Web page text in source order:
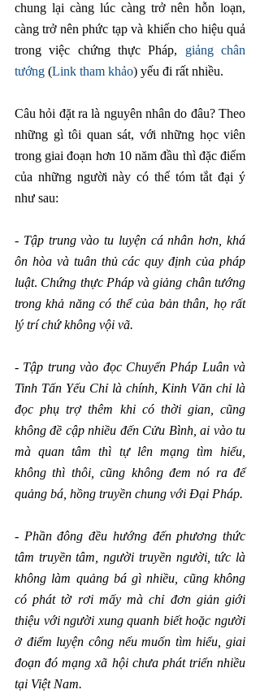
chung lại càng lúc càng trở nên hỗn loạn,
càng trở nên phức tạp và khiến cho hiệu quả
trong việc chứng thực Pháp, giảng chân
tướng (Link tham khảo) yếu đi rất nhiều.
Câu hỏi đặt ra là nguyên nhân do đâu? Theo
những gì tôi quan sát, với những học viên
trong giai đoạn hơn 10 năm đầu thì đặc điểm
của những người này có thể tóm tắt đại ý
như sau:
- Tập trung vào tu luyện cá nhân hơn, khá
ôn hòa và tuân thủ các quy định của pháp
luật. Chứng thực Pháp và giảng chân tướng
trong khả năng có thể của bản thân, họ rất
lý trí chứ không vội vã.
- Tập trung vào đọc Chuyển Pháp Luân và
Tinh Tấn Yếu Chỉ là chính, Kinh Văn chỉ là
đọc phụ trợ thêm khi có thời gian, cũng
không đề cập nhiều đến Cửu Bình, ai vào tu
mà quan tâm thì tự lên mạng tìm hiểu,
không thì thôi, cũng không đem nó ra để
quảng bá, hồng truyền chung với Đại Pháp.
- Phần đông đều hướng đến phương thức
tâm truyền tâm, người truyền người, tức là
không làm quảng bá gì nhiều, cũng không
có phát tờ rơi mấy mà chỉ đơn giản giới
thiệu với người xung quanh biết hoặc người
ở điểm luyện công nếu muốn tìm hiểu, giai
đoạn đó mạng xã hội chưa phát triển nhiều
tại Việt Nam.